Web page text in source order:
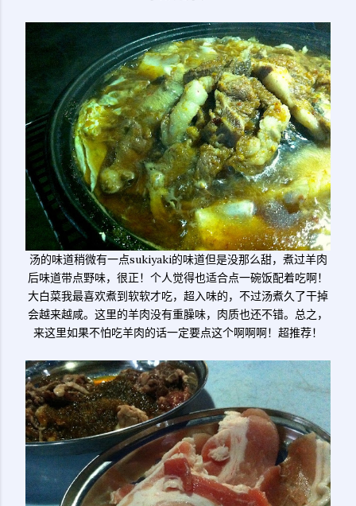
汤的味道稍微有一点sukiyaki的味道但是没那么甜，煮过羊肉
后味道带点野味，很正！个人觉得也适合点一碗饭配着吃啊！
大白菜我最喜欢煮到软软才吃，超入味的，不过汤煮久了干掉
会越来越咸。这里的羊肉没有重臊味，肉质也还不错。总之，
来这里如果不怕吃羊肉的话一定要点这个啊啊啊！超推荐！